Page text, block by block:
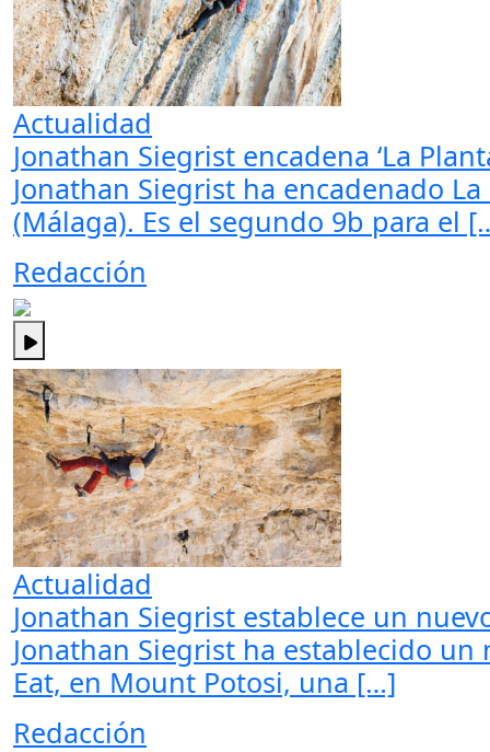
Actualidad
Jonathan Siegrist encadena ‘La
Jonathan Siegrist ha encadenado
(Málaga). Es el segundo 9b para el
Redacción
Actualidad
Jonathan Siegrist establece un nuevo
Jonathan Siegrist ha establecido un
Eat, en Mount Potosi, una […]
Redacción